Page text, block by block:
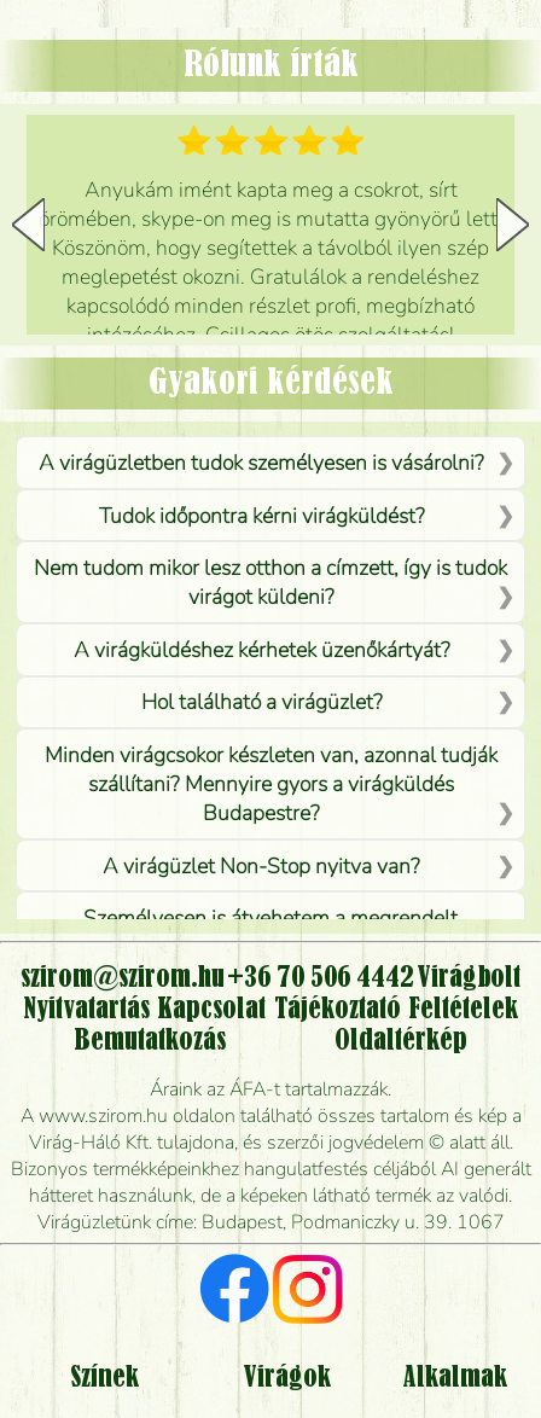
Rólunk írták
Anyukám imént kapta meg a csokrot, sírt
örömében, skype-on meg is mutatta gyönyörű lett.
Köszönöm, hogy segítettek a távolból ilyen szép
meglepetést okozni. Gratulálok a rendeléshez
kapcsolódó minden részlet profi, megbízható
intézéséhez. Csillagos ötös szolgáltatás!
Mónika
Gyakori kérdések
A virágüzletben tudok személyesen is vásárolni?
Tudok időpontra kérni virágküldést?
Nem tudom mikor lesz otthon a címzett, így is tudok
virágot küldeni?
A virágküldéshez kérhetek üzenőkártyát?
Hol található a virágüzlet?
Minden virágcsokor készleten van, azonnal tudják
szállítani? Mennyire gyors a virágküldés
Budapestre?
A virágüzlet Non-Stop nyitva van?
Személyesen is átvehetem a megrendelt
virágcsokrot, vagy csak virágküldéssel, kiszállítással
kérhető?
Vidékre is lehet rendelni?
Meddig rendelhetek virágküldést úgy, hogy még ma
kiszállítsák?
Mennyire gyorsan tudják elkészíteni a csokrot, és
mikor tudják leghamarabb kiszállítani?
Vörös rózsát keresek, van önöknél?
Milyen visszajelzést kapok a virágküldésről?
Tényleg azt kapom, ami a képen van?
Mit kell tudni a virágcsokrok szállításáról?
szirom@szirom.hu +36 70 506 4442Virágbolt
Nyitvatartás Kapcsolat Tájékoztató Feltételek
Bemutatkozás
Oldaltérkép
Áraink az ÁFA-t tartalmazzák.
A www.szirom.hu oldalon található összes tartalom és kép a
Virág-Háló Kft. tulajdona, és szerzői jogvédelem © alatt áll.
Bizonyos termékképeinkhez hangulatfestés céljából AI generált
hátteret használunk, de a képeken látható termék az valódi.
Virágüzletünk címe: Budapest, Podmaniczky u. 39. 1067
Színek Virágok Alkalmak